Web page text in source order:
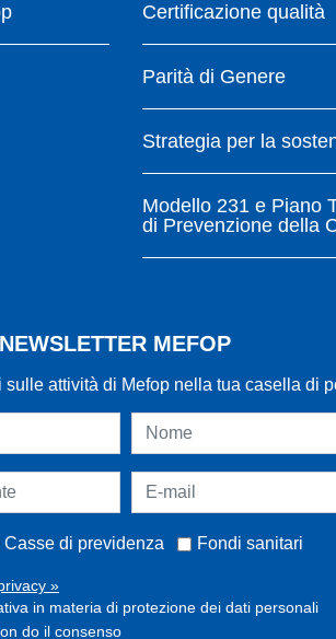
Certificazione qualità
Parità di Genere
Strategia per la
Modello 231 e Piano
di Prevenzione della
MEFOP
attività di Mefop nella tua casella di
Casse di previdenza Fondi sanitari
»
in materia di protezione dei dati personali
do il consenso